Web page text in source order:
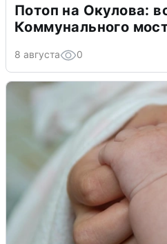
Потоп на Окулова:
Коммунального
8 августа 0